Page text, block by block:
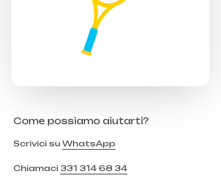
Come possiamo aiutarti?
Scrivici suWhatsApp
Chiamaci 331 314 68 34